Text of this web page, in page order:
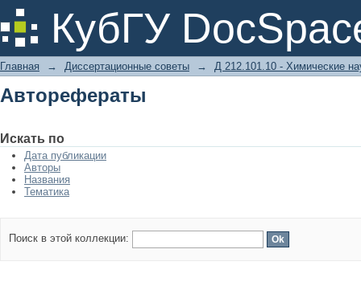
КубГУ
Авторефераты
Главная → Диссертационные советы → Д 212.101.10 - Химические
Авторефераты
Искать по
Дата публикации
Авторы
Названия
Тематика
Поиск в этой коллекции: